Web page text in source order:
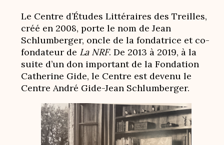
Le Centre d’Études Littéraires des Treilles,
créé en 2008, porte le nom de Jean
Schlumberger, oncle de la fondatrice et co-
fondateur de La NRF. De 2013 à 2019, à la
suite d’un don important de la Fondation
Catherine Gide, le Centre est devenu le
Centre André Gide-Jean Schlumberger.
Image